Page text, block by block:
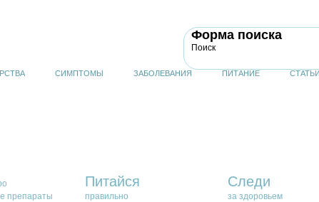
Форма поиска
Поиск
СИМПТОМЫ ЗАБОЛЕВАНИЯ ПИТАНИЕ СТАТЬИ
препараты
Питайся
правильно
Следи
за здоровьем